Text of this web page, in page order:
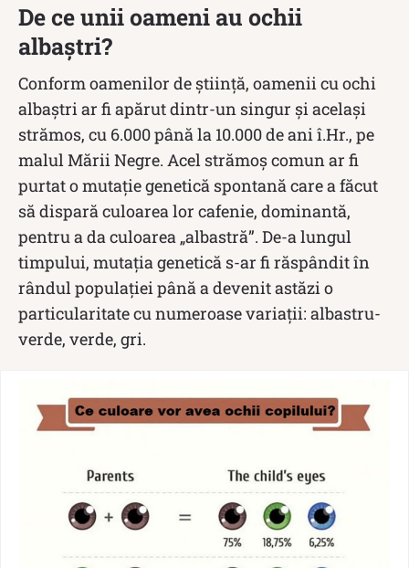
De ce unii oameni au ochii
albaștri?
Conform oamenilor de știință, oamenii cu ochi
albaștri ar fi apărut dintr-un singur și același
strămos, cu 6.000 până la 10.000 de ani î.Hr., pe
malul Mării Negre. Acel strămoș comun ar fi
purtat o mutație genetică spontană care a făcut
să dispară culoarea lor cafenie, dominantă,
pentru a da culoarea „albastră”. De-a lungul
timpului, mutația genetică s-ar fi răspândit în
rândul populației până a devenit astăzi o
particularitate cu numeroase variații: albastru-
verde, verde, gri.